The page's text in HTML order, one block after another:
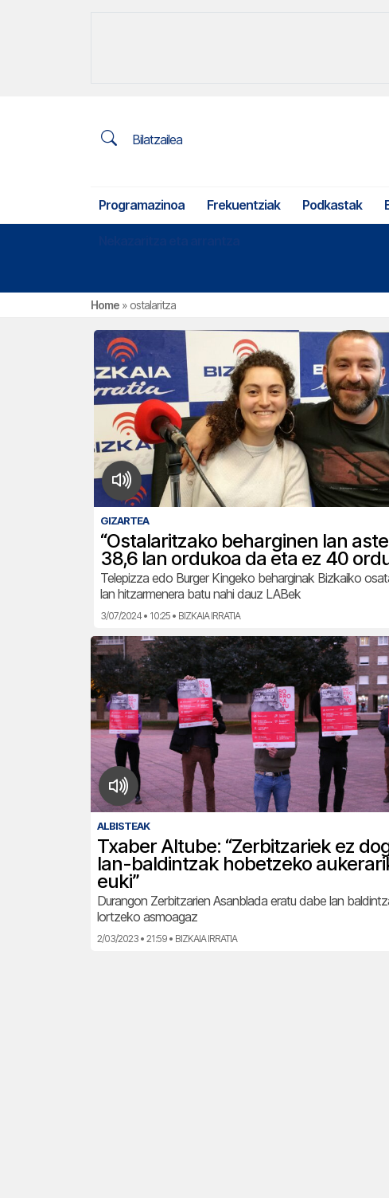
Bilatzailea
Programazinoa Frekuentziak Podkastak
Home » ostalaritza
GIZARTEA
“Ostalaritzako beharginen lan
38,6 lan ordukoa da eta ez 40
Telepizza edo Burger Kingeko beharginak Bizkaiko
lan hitzarmenera batu nahi dauz LABek
3/07/2024 • 10:25 • BIZKAIA IRRATIA
ALBISTEAK
Txaber Altube: “Zerbitzariek ez
lan-baldintzak hobetzeko
euki”
Durangon Zerbitzarien Asanblada eratu dabe lan
lortzeko asmoagaz
2/03/2023 • 21:59 • BIZKAIA IRRATIA